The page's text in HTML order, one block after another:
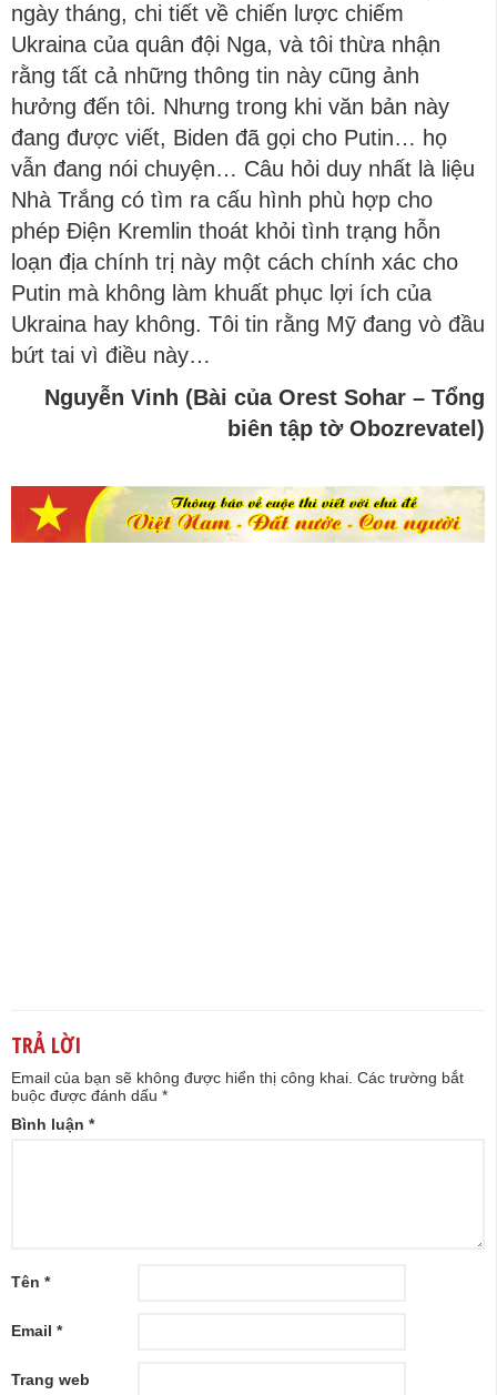
ngày tháng, chi tiết về chiến lược chiếm
Ukraina của quân đội Nga, và tôi thừa nhận
rằng tất cả những thông tin này cũng ảnh
hưởng đến tôi. Nhưng trong khi văn bản này
đang được viết, Biden đã gọi cho Putin… họ
vẫn đang nói chuyện… Câu hỏi duy nhất là liệu
Nhà Trắng có tìm ra cấu hình phù hợp cho
phép Điện Kremlin thoát khỏi tình trạng hỗn
loạn địa chính trị này một cách chính xác cho
Putin mà không làm khuất phục lợi ích của
Ukraina hay không. Tôi tin rằng Mỹ đang vò đầu
bứt tai vì điều này…
Nguyễn Vinh (Bài của Orest Sohar – Tổng
biên tập tờ Obozrevatel)
TRẢ LỜI
Email của bạn sẽ không được hiển thị công khai. Các trường bắt
buộc được đánh dấu *
Bình luận *
Tên *
Email *
Trang web